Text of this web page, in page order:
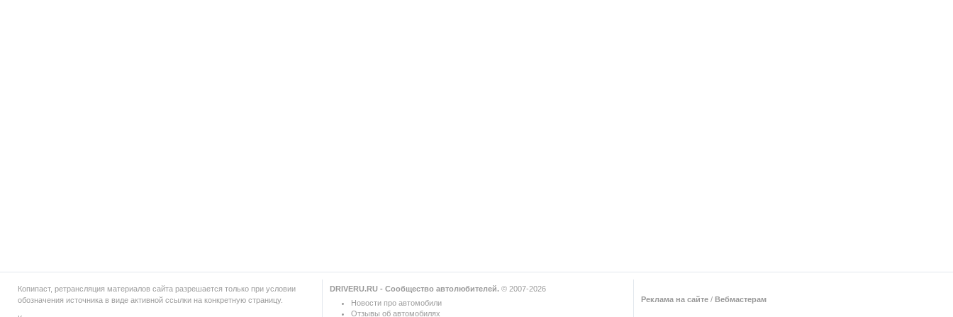
Копипаст, ретрансляция материалов сайта разрешается только при условии
обозначения источника в виде активной ссылки на конкретную страницу.
DRIVERU.RU - Сообщество автолюбителей.© 2007-2026
Новости про автомобили
Отзывы об автомобилях
Реклама на сайте /Вебмастерам